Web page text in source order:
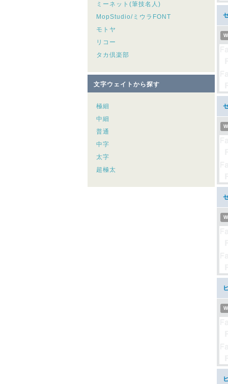
ミーネット(筆技名人)
MopStudio/ミウラFONT
モトヤ
リコー
タカ倶楽部
文字ウェイトから探す
極細
中細
普通
中字
太字
超極太